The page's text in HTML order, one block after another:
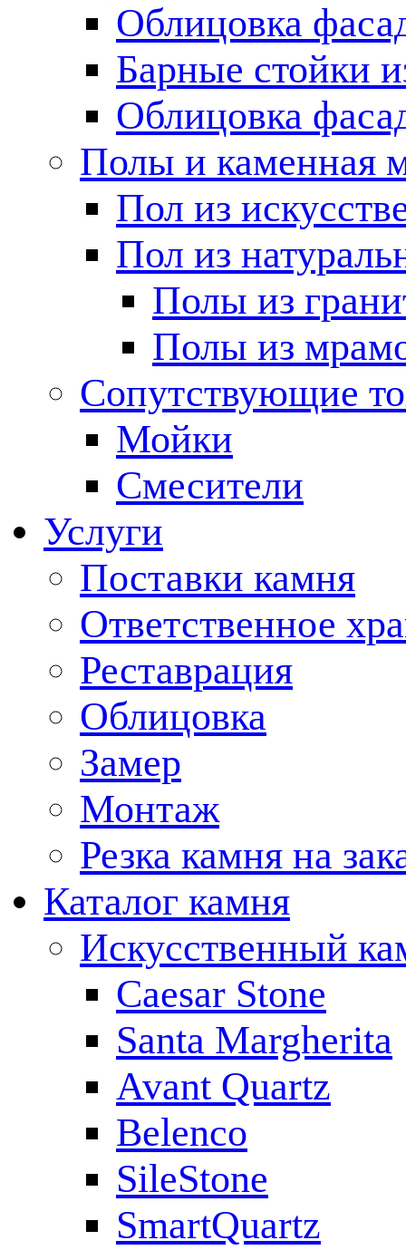
Облицовка
Барные стойки
Облицовка
Полы и каменная
Пол из
Пол из
Полы из
Полы из
Сопутствующие
Мойки
Смесители
Услуги
Поставки камня
Ответственное
Реставрация
Облицовка
Замер
Монтаж
Резка камня на
Каталог камня
Искусственный
Caesar Stone
Santa Margherita
Avant Quartz
Belenco
SileStone
SmartQuartz